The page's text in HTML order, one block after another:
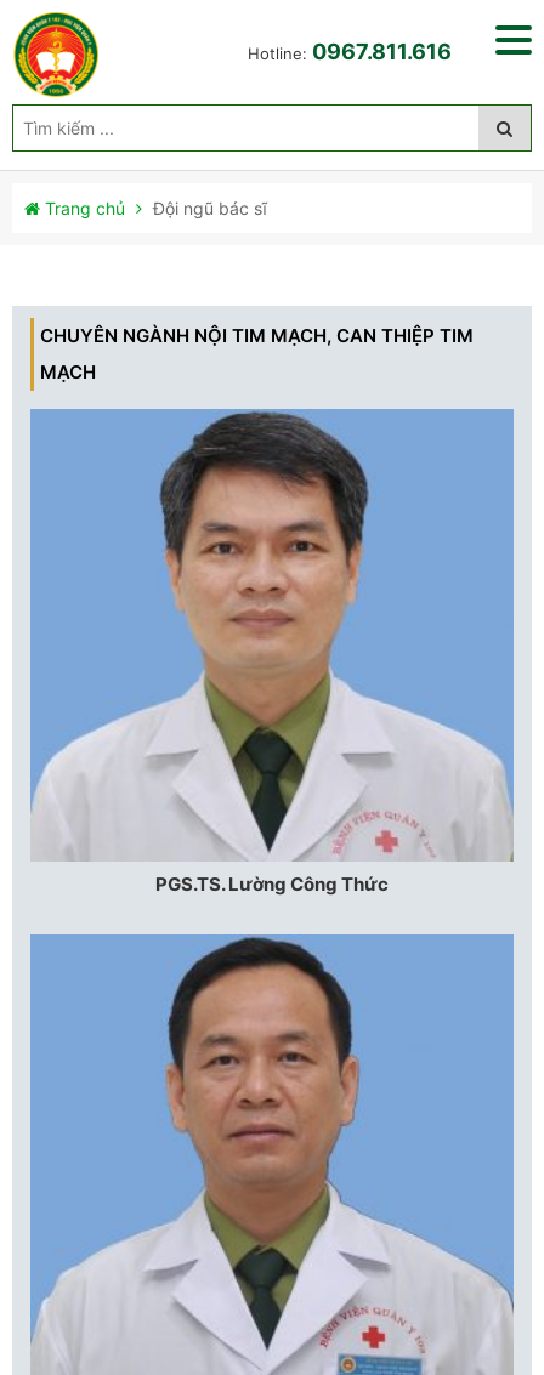
Hotline: 0967.811.616
Trang chủ Đội ngũ bác sĩ
CHUYÊN NGÀNH NỘI TIM MẠCH, CAN THIỆP TIM
MẠCH
PGS.TS. Lường Công Thức